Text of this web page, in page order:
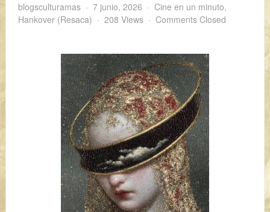
blogsculturamas 7 junio, 2026 Cine en un minuto,
Hankover (Resaca)
208 Views Comments Closed